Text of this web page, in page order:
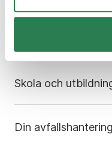
Skola och
Din avfallshantering